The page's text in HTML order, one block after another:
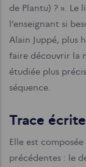
de Plantu) ? ». Le
l’enseignant si
Alain Juppé, plus
faire découvrir la
étudiée plus
séquence.
Trace écrite
Elle est
précédentes : le